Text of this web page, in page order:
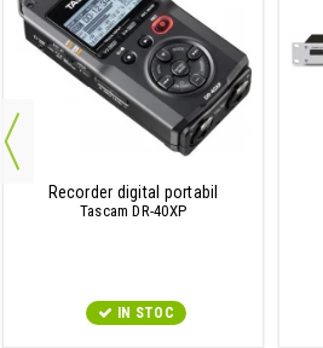
Recorder digital portabil
Tascam DR-40XP
IN STOC